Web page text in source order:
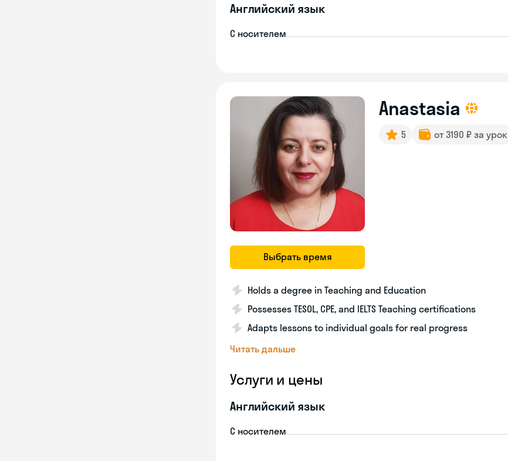
Английский язык
С носителем
Выбрать время
Anastasia
5 от 3190 ₽ за урок
Holds a degree in Teaching and Education
Possesses TESOL, CPE, and IELTS Teaching certifications
Adapts lessons to individual goals for real progress
Читать дальше
Услуги и цены
Английский язык
С носителем